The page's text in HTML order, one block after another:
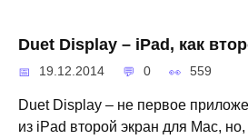
Duet Display – iPad, как
19.12.2014 0 559
Duet Display – не первое
из iPad второй экран для Mac,